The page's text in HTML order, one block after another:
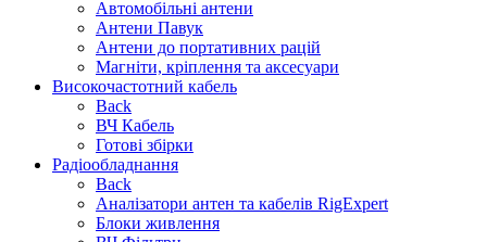
Автомобільні антени
Антени Павук
Антени до портативних рацій
Магніти, кріплення та аксесуари
Високочастотний кабель
Back
ВЧ Кабель
Готові збірки
Радіообладнання
Back
Аналізатори антен та кабелів RigExpert
Блоки живлення